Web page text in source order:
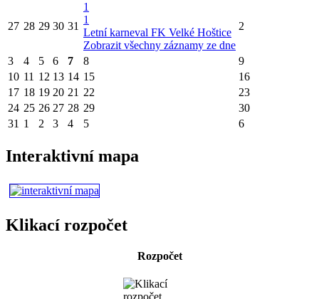
27 28 29 30 31
1
1
Letní karneval FK Velké Hoštice
Zobrazit všechny záznamy ze dne
2
3 4 5 6 7 8
9
10 11 12 13 14 15
16
17 18 19 20 21 22
23
24 25 26 27 28 29
30
31 1 2 3 4 5 6
Interaktivní mapa
Klikací rozpočet
Rozpočet